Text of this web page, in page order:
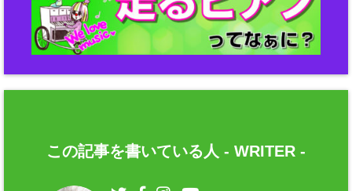
この記事を書いている人 - WRITER -